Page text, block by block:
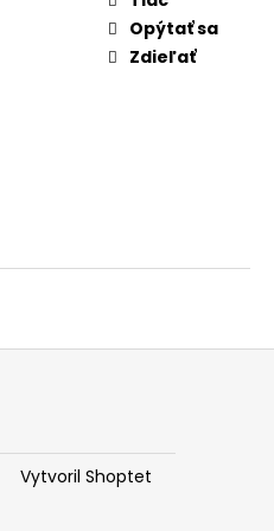
Opýtať sa
Zdieľať
Vytvoril Shoptet